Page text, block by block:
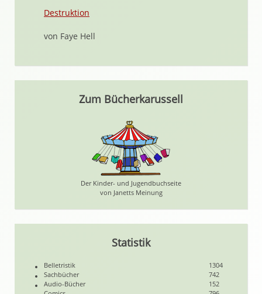
Destruktion
von Faye Hell
Zum Bücherkarussell
Der Kinder- und Jugendbuchseite
von Janetts Meinung
Statistik
Belletristik
1304
Sachbücher
742
Audio-Bücher
152